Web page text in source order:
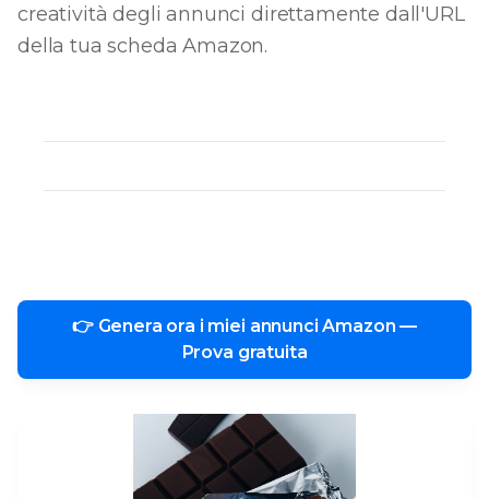
creatività degli annunci direttamente dall'URL
della tua scheda Amazon.
👉 Genera ora i miei annunci Amazon —
Prova gratuita